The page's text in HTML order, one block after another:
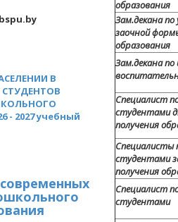
В
- 2027 учебный
образования
Зам.декана
заочной
образования
Зам.декана по
Специалист
студентами
получения
Специалисты
студентами
получения
Специалист
студентами